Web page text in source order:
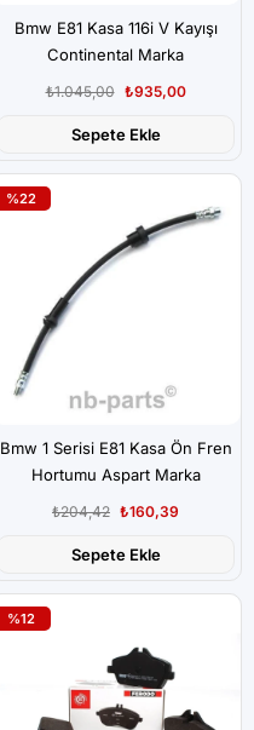
Bmw E81 Kasa 116i V Kayışı
Continental Marka
₺935,00
₺1.045,00
Sepete Ekle
Bmw 1 Serisi E81 Kasa Ön Fren
Hortumu Aspart Marka
₺160,39
₺204,42
Sepete Ekle
%22
%12